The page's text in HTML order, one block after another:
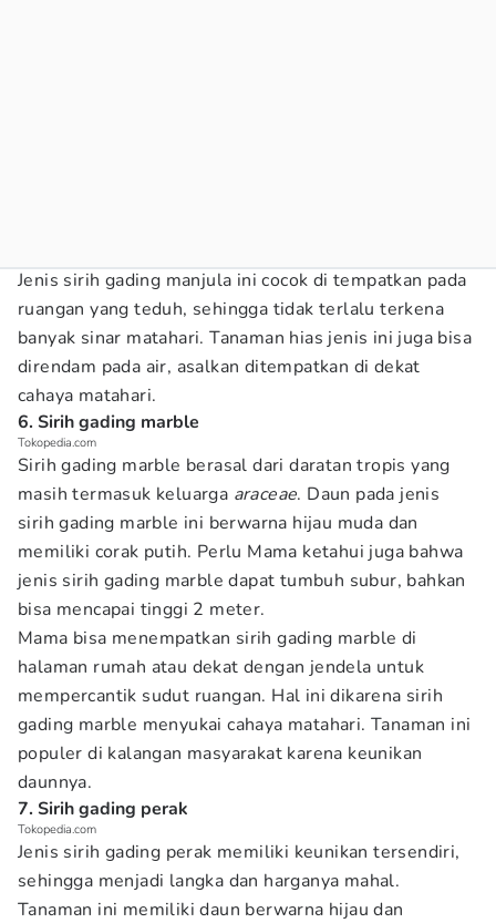
Jenis sirih gading manjula ini cocok di tempatkan pada
ruangan yang teduh, sehingga tidak terlalu terkena
banyak sinar matahari. Tanaman hias jenis ini juga bisa
direndam pada air, asalkan ditempatkan di dekat
cahaya matahari.
6. Sirih gading marble
Tokopedia.com
Sirih gading marble berasal dari daratan tropis yang
masih termasuk keluarga araceae. Daun pada jenis
sirih gading marble ini berwarna hijau muda dan
memiliki corak putih. Perlu Mama ketahui juga bahwa
jenis sirih gading marble dapat tumbuh subur, bahkan
bisa mencapai tinggi 2 meter.
Mama bisa menempatkan sirih gading marble di
halaman rumah atau dekat dengan jendela untuk
mempercantik sudut ruangan. Hal ini dikarena sirih
gading marble menyukai cahaya matahari. Tanaman ini
populer di kalangan masyarakat karena keunikan
daunnya.
7. Sirih gading perak
Tokopedia.com
Jenis sirih gading perak memiliki keunikan tersendiri,
sehingga menjadi langka dan harganya mahal.
Tanaman ini memiliki daun berwarna hijau dan